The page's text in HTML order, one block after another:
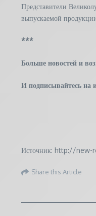
Представители
выпускаемой
***
Больше новостей и
И подписывайтесь на
Источник: http://
Share this Article